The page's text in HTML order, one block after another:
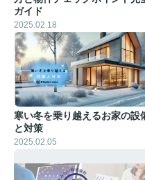
ガイド
2025.02.18
寒い冬を乗り越えるお家の設
と対策
2025.02.05